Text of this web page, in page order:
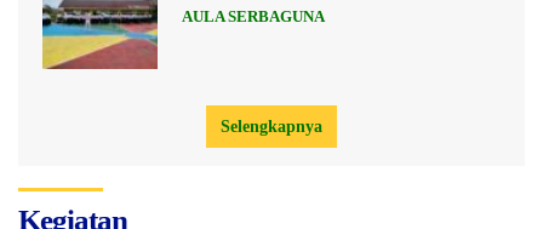
AULA SERBAGUNA
Selengkapnya
Kegiatan